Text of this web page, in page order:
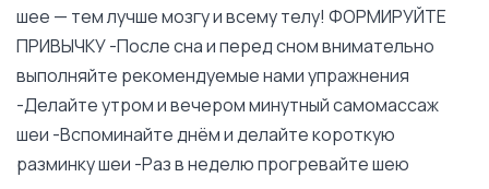
шее — тем лучше мозгу и всему телу! ФОРМИРУЙТЕ
ПРИВЫЧКУ -После сна и перед сном внимательно
выполняйте рекомендуемые нами упражнения
-Делайте утром и вечером минутный самомассаж
шеи -Вспоминайте днём и делайте короткую
разминку шеи -Раз в неделю прогревайте шею